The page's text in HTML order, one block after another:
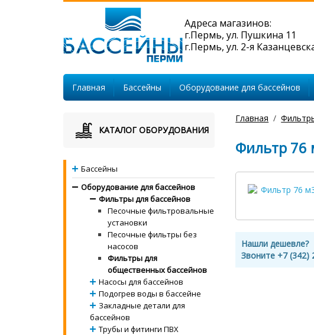
Адреса магазинов:
г.Пермь, ул. Пушкина 11
г.Пермь, ул. 2-я
Главная Бассейны Оборудование для бассейнов
Главная
Фильтр 76
Нашли дешевле?
Звоните +7 (342)
КАТАЛОГ ОБОРУДОВАНИЯ
Бассейны
Оборудование для бассейнов
Фильтры для бассейнов
Песочные фильтровальные
установки
Песочные фильтры без
насосов
Фильтры для
общественных бассейнов
Насосы для бассейнов
Подогрев воды в бассейне
Закладные детали для
бассейнов
Трубы и фитинги ПВХ